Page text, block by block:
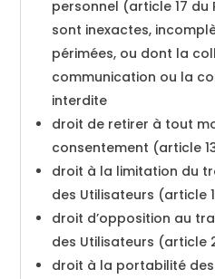
personnel (article 17 du
sont inexactes,
périmées, ou dont la
communication ou la
interdite
droit de retirer à tout
consentement (article
droit à la limitation du
des Utilisateurs (article
droit d’opposition au
des Utilisateurs (article
droit à la portabilité